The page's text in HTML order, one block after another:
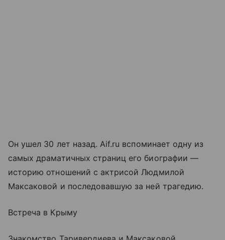
Он ушел 30 лет назад. Aif.ru вспоминает одну из
самых драматичных страниц его биографии —
историю отношений с актрисой Людмилой
Максаковой и последовавшую за ней трагедию.
Встреча в Крыму